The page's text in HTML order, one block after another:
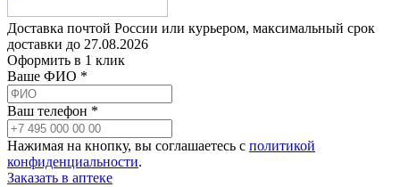
Доставка почтой России или курьером, максимальный срок
доставки до 27.08.2026
Оформить в 1 клик
Ваше ФИО *
Ваш телефон *
Нажимая на кнопку, вы соглашаетесь с политикой
конфиденциальности.
Заказать в аптеке